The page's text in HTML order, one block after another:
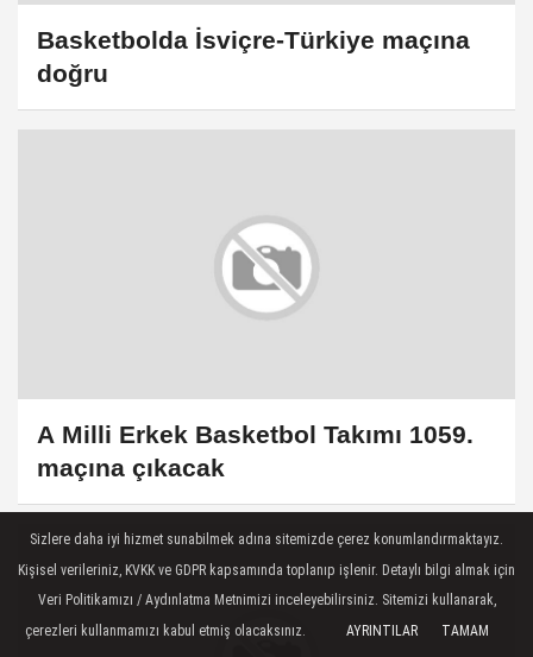
Basketbolda İsviçre-Türkiye maçına
doğru
A Milli Erkek Basketbol Takımı 1059.
maçına çıkacak
Sizlere daha iyi hizmet sunabilmek adına sitemizde çerez konumlandırmaktayız.
Kişisel verileriniz, KVKK ve GDPR kapsamında toplanıp işlenir. Detaylı bilgi almak için
Veri Politikamızı / Aydınlatma Metnimizi inceleyebilirsiniz. Sitemizi kullanarak,
çerezleri kullanmamızı kabul etmiş olacaksınız.
AYRINTILAR TAMAM